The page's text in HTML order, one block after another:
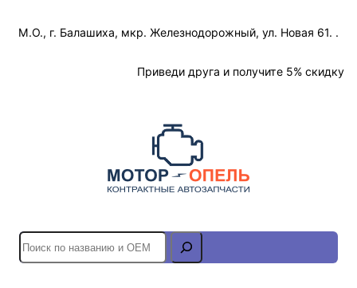
М.О., г. Балашиха, мкр. Железнодорожный, ул. Новая 61. .
Приведи друга и получите 5% скидку
S
e